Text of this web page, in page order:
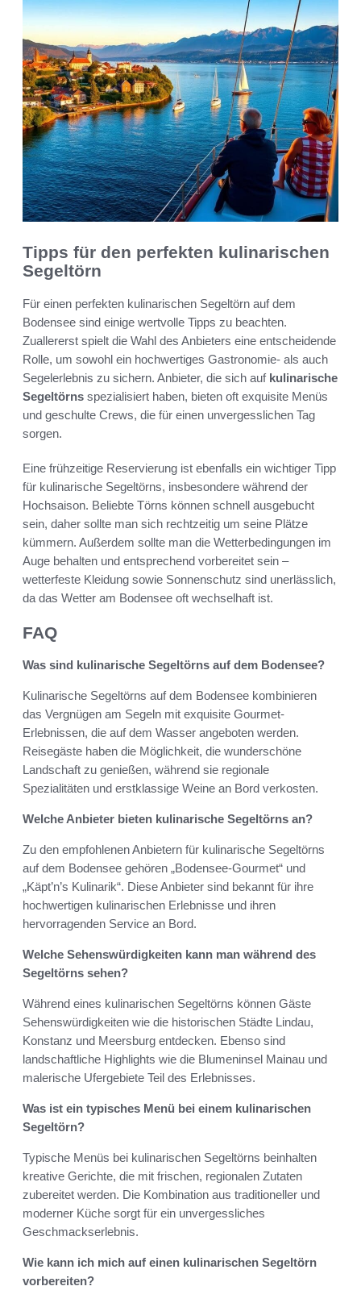
Tipps für den perfekten kulinarischen
Segeltörn
Für einen perfekten kulinarischen Segeltörn auf dem
Bodensee sind einige wertvolle Tipps zu beachten.
Zuallererst spielt die Wahl des Anbieters eine entscheidende
Rolle, um sowohl ein hochwertiges Gastronomie- als auch
Segelerlebnis zu sichern. Anbieter, die sich auf kulinarische
Segeltörns spezialisiert haben, bieten oft exquisite Menüs
und geschulte Crews, die für einen unvergesslichen Tag
sorgen.
Eine frühzeitige Reservierung ist ebenfalls ein wichtiger Tipp
für kulinarische Segeltörns, insbesondere während der
Hochsaison. Beliebte Törns können schnell ausgebucht
sein, daher sollte man sich rechtzeitig um seine Plätze
kümmern. Außerdem sollte man die Wetterbedingungen im
Auge behalten und entsprechend vorbereitet sein –
wetterfeste Kleidung sowie Sonnenschutz sind unerlässlich,
da das Wetter am Bodensee oft wechselhaft ist.
FAQ
Was sind kulinarische Segeltörns auf dem Bodensee?
Kulinarische Segeltörns auf dem Bodensee kombinieren
das Vergnügen am Segeln mit exquisite Gourmet-
Erlebnissen, die auf dem Wasser angeboten werden.
Reisegäste haben die Möglichkeit, die wunderschöne
Landschaft zu genießen, während sie regionale
Spezialitäten und erstklassige Weine an Bord verkosten.
Welche Anbieter bieten kulinarische Segeltörns an?
Zu den empfohlenen Anbietern für kulinarische Segeltörns
auf dem Bodensee gehören „Bodensee-Gourmet“ und
„Käpt’n’s Kulinarik“. Diese Anbieter sind bekannt für ihre
hochwertigen kulinarischen Erlebnisse und ihren
hervorragenden Service an Bord.
Welche Sehenswürdigkeiten kann man während des
Segeltörns sehen?
Während eines kulinarischen Segeltörns können Gäste
Sehenswürdigkeiten wie die historischen Städte Lindau,
Konstanz und Meersburg entdecken. Ebenso sind
landschaftliche Highlights wie die Blumeninsel Mainau und
malerische Ufergebiete Teil des Erlebnisses.
Was ist ein typisches Menü bei einem kulinarischen
Segeltörn?
Typische Menüs bei kulinarischen Segeltörns beinhalten
kreative Gerichte, die mit frischen, regionalen Zutaten
zubereitet werden. Die Kombination aus traditioneller und
moderner Küche sorgt für ein unvergessliches
Geschmackserlebnis.
Wie kann ich mich auf einen kulinarischen Segeltörn
vorbereiten?